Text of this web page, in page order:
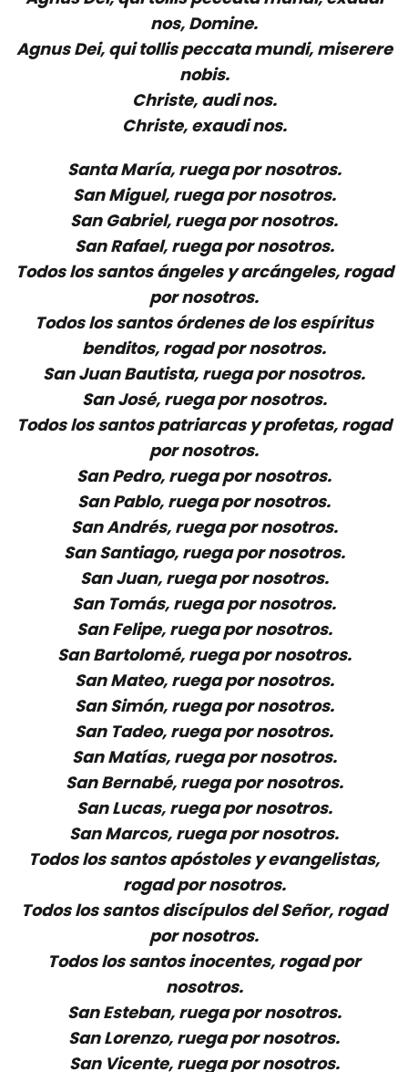
nos, Domine.
Agnus Dei, qui tollis peccata mundi, miserere
nobis.
Christe, audi nos.
Christe, exaudi nos.
Santa María, ruega por nosotros.
San Miguel, ruega por nosotros.
San Gabriel, ruega por nosotros.
San Rafael, ruega por nosotros.
Todos los santos ángeles y arcángeles, rogad
por nosotros.
Todos los santos órdenes de los espíritus
benditos, rogad por nosotros.
San Juan Bautista, ruega por nosotros.
San José, ruega por nosotros.
Todos los santos patriarcas y profetas, rogad
por nosotros.
San Pedro, ruega por nosotros.
San Pablo, ruega por nosotros.
San Andrés, ruega por nosotros.
San Santiago, ruega por nosotros.
San Juan, ruega por nosotros.
San Tomás, ruega por nosotros.
San Felipe, ruega por nosotros.
San Bartolomé, ruega por nosotros.
San Mateo, ruega por nosotros.
San Simón, ruega por nosotros.
San Tadeo, ruega por nosotros.
San Matías, ruega por nosotros.
San Bernabé, ruega por nosotros.
San Lucas, ruega por nosotros.
San Marcos, ruega por nosotros.
Todos los santos apóstoles y evangelistas,
rogad por nosotros.
Todos los santos discípulos del Señor, rogad
por nosotros.
Todos los santos inocentes, rogad por
nosotros.
San Esteban, ruega por nosotros.
San Lorenzo, ruega por nosotros.
San Vicente, ruega por nosotros.